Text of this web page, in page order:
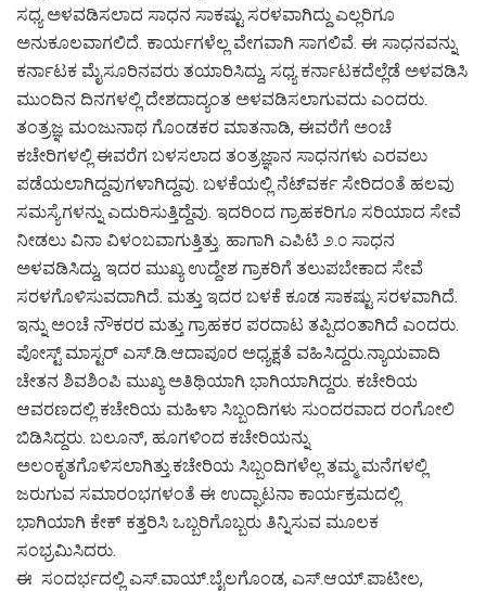
ಸಧ್ಯ ಅಳವಡಿಸಲಾದ ಸಾಧನ ಸಾಕಷ್ಟು ಸರಳವಾಗಿದ್ದು ಎಲ್ಲರಿಗೂ
ಅನುಕೂಲವಾಗಲಿದೆ. ಕಾರ್ಯಗಳೆಲ್ಲ ವೇಗವಾಗಿ ಸಾಗಲಿವೆ. ಈ ಸಾಧನವನ್ನು
ಕರ್ನಾಟಕ ಮೈಸೂರಿನವರು ತಯಾರಿಸಿದ್ದು, ಸಧ್ಯ ಕರ್ನಾಟಕದೆಲ್ಲೆಡೆ ಅಳವಡಿಸಿ
ಮುಂದಿನ ದಿನಗಳಲ್ಲಿ ದೇಶದಾದ್ಯಂತ ಅಳವಡಿಸಲಾಗುವದು ಎಂದರು.
ತಂತ್ರಜ್ಞ ಮಂಜುನಾಥ ಗೊಂಡಕರ ಮಾತನಾಡಿ, ಈವರೆಗೆ ಅಂಚೆ
ಕಚೇರಿಗಳಲ್ಲಿ ಈವರೆಗ ಬಳಸಲಾದ ತಂತ್ರಜ್ಞಾನ ಸಾಧನಗಳು ಎರವಲು
ಪಡೆಯಲಾಗಿದ್ದವುಗಳಾಗಿದ್ದವು. ಬಳಕೆಯಲ್ಲಿ ನೆಟ್‌ವರ್ಕ ಸೇರಿದಂತೆ ಹಲವು
ಸಮಸ್ಯೆಗಳನ್ನು ಎದುರಿಸುತ್ತಿದ್ದೆವು. ಇದರಿಂದ ಗ್ರಾಹಕರಿಗೂ ಸರಿಯಾದ ಸೇವೆ
ನೀಡಲು ವಿನಾ ವಿಳಂಬವಾಗುತ್ತಿತ್ತು. ಹಾಗಾಗಿ ಎಪಿಟಿ ೨.೦ ಸಾಧನ
ಅಳವಡಿಸಿದ್ದು, ಇದರ ಮುಖ್ಯ ಉದ್ದೇಶ ಗ್ರಾಕರಿಗೆ ತಲುಪಬೇಕಾದ ಸೇವೆ
ಸರಳಗೊಳಿಸುವದಾಗಿದೆ. ಮತ್ತು ಇದರ ಬಳಕೆ ಕೂಡ ಸಾಕಷ್ಟು ಸರಳವಾಗಿದೆ.
ಇನ್ನು ಅಂಚೆ ನೌಕರರ ಮತ್ತು ಗ್ರಾಹಕರ ಪರದಾಟ ತಪ್ಪಿದಂತಾಗಿದೆ ಎಂದರು.
ಪೋಸ್ಟ್ ಮಾಸ್ಟರ್ ಎಸ್.ಡಿ.ಆದಾಪೂರ ಅಧ್ಯಕ್ಷತೆ ವಹಿಸಿದ್ದರು.ನ್ಯಾಯವಾದಿ
ಚೇತನ ಶಿವಶಿಂಪಿ ಮುಖ್ಯ ಅತಿಥಿಯಾಗಿ ಭಾಗಿಯಾಗಿದ್ದರು. ಕಚೇರಿಯ
ಆವರಣದಲ್ಲಿ ಕಚೇರಿಯ ಮಹಿಳಾ ಸಿಬ್ಬಂದಿಗಳು ಸುಂದರವಾದ ರಂಗೋಲಿ
ಬಿಡಿಸಿದ್ದರು. ಬಲೂನ್, ಹೂಗಳಿಂದ ಕಚೇರಿಯನ್ನು
ಅಲಂಕೃತಗೊಳಿಸಲಾಗಿತ್ತು.ಕಚೇರಿಯ ಸಿಬ್ಬಂದಿಗಳೆಲ್ಲ ತಮ್ಮ ಮನೆಗಳಲ್ಲಿ
ಜರುಗುವ ಸಮಾರಂಭಗಳಂತೆ ಈ ಉದ್ಘಾಟನಾ ಕಾರ್ಯಕ್ರಮದಲ್ಲಿ
ಭಾಗಿಯಾಗಿ ಕೇಕ್ ಕತ್ತರಿಸಿ ಒಬ್ಬರಿಗೊಬ್ಬರು ತಿನ್ನಿಸುವ ಮೂಲಕ
ಸಂಭ್ರಮಿಸಿದರು.
ಈ ಸಂದರ್ಭದಲ್ಲಿ ಎಸ್.ವಾಯ್.ಬೈಲಗೊಂಡ, ಎಸ್.ಆಯ್.ಪಾಟೀಲ,